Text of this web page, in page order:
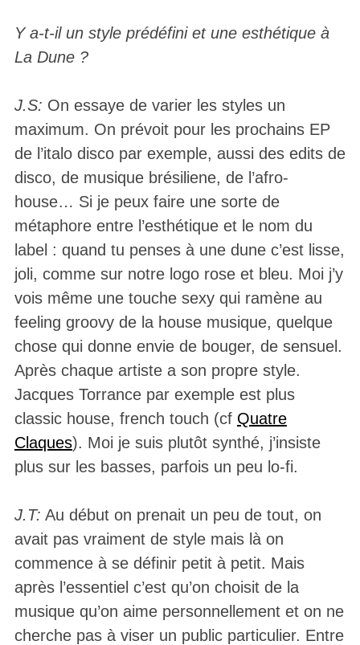
Y a-t-il un style prédéfini et une esthétique à
La Dune ?
J.S: On essaye de varier les styles un
maximum. On prévoit pour les prochains EP
de l’italo disco par exemple, aussi des edits de
disco, de musique brésiliene, de l’afro-
house… Si je peux faire une sorte de
métaphore entre l’esthétique et le nom du
label : quand tu penses à une dune c’est lisse,
joli, comme sur notre logo rose et bleu. Moi j’y
vois même une touche sexy qui ramène au
feeling groovy de la house musique, quelque
chose qui donne envie de bouger, de sensuel.
Après chaque artiste a son propre style.
Jacques Torrance par exemple est plus
classic house, french touch (cf Quatre
Claques). Moi je suis plutôt synthé, j’insiste
plus sur les basses, parfois un peu lo-fi.
J.T: Au début on prenait un peu de tout, on
avait pas vraiment de style mais là on
commence à se définir petit à petit. Mais
après l’essentiel c’est qu’on choisit de la
musique qu’on aime personnellement et on ne
cherche pas à viser un public particulier. Entre